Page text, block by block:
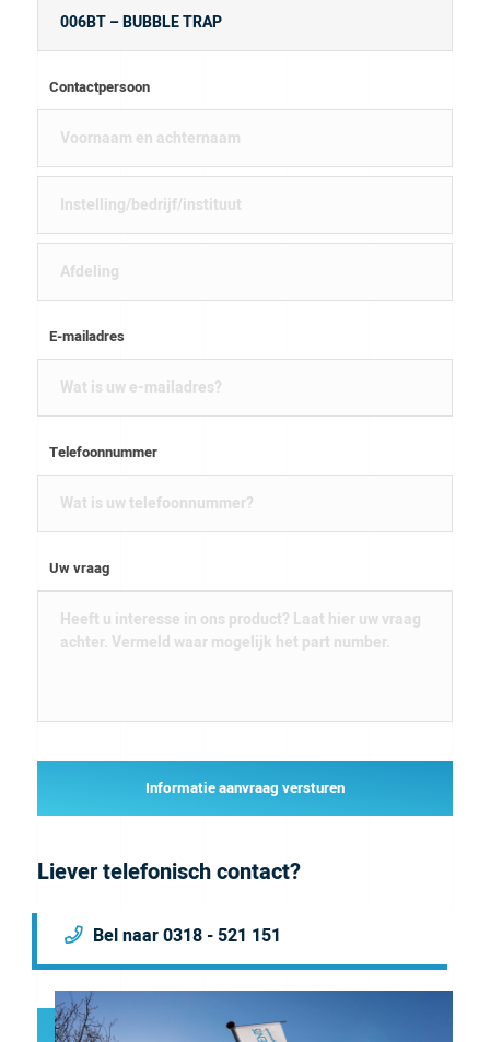
Contactpersoon
E-mailadres
Telefoonnummer
Uw vraag
Informatie aanvraag versturen
Liever telefonisch contact?
Bel naar 0318 - 521 151